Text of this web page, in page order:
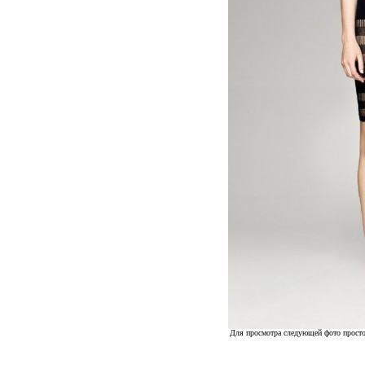
Для просмотра следующей фото